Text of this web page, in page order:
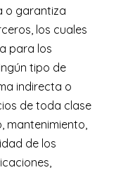
o garantiza
los cuales
para los
tipo de
indirecta o
de toda clase
mantenimiento,
de los